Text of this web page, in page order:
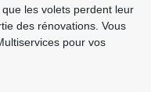
les volets perdent leur
des rénovations. Vous
pour vos